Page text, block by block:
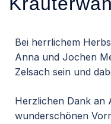
Bei herrlichem
Anna und Jochen
Zelsach sein und
Herzlichen Dank an
wunderschönen